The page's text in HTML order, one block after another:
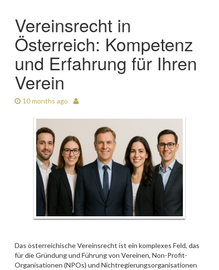
Vereinsrecht in
Österreich: Kompetenz
und Erfahrung für Ihren
Verein
10 months ago
Das österreichische Vereinsrecht ist ein komplexes Feld, das
für die Gründung und Führung von Vereinen, Non-Profit-
Organisationen (NPOs) und Nichtregierungsorganisationen